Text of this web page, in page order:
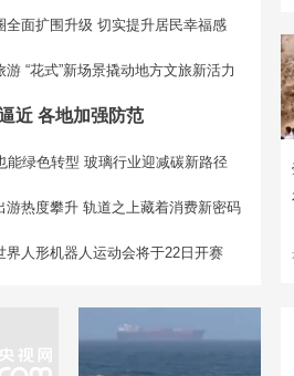
全面扩围升级 切实提升居民幸福感
“花式”新场景撬动地方文旅新活力
近 各地加强防范
能绿色转型 玻璃行业迎减碳新路径
游热度攀升 轨道之上藏着消费新密码
界人形机器人运动会将于22日开赛